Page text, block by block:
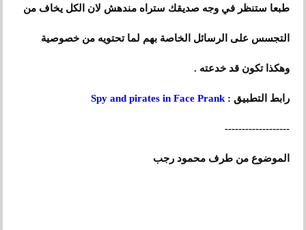
طبعا ستنظر في وجه صديقك ستراه مندهش لان الكل يخاف من
التجسس على الرسائل الخاصة بهم لما تحتويه من خصوصية
وهكذا تكون قد خدعته .
رابط التطبيق :Spy and pirates in Face Prank
-------------------
الموضوع من طرف محمود رجب